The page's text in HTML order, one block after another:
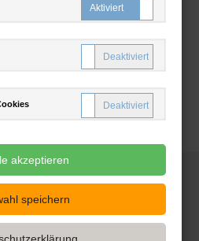
ist ein Angebot der
mbH